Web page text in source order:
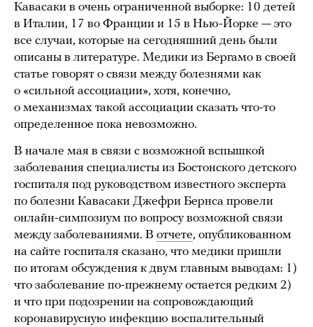
Кавасаки в очень ограниченной выборке: 10 детей
в Италии, 17 во Франции и 15 в Нью-Йорке — это
все случаи, которые на сегодняшний день были
описаны в литературе. Медики из Бергамо в своей
статье говорят о связи между болезнями как
о «сильной ассоциации», хотя, конечно,
о механизмах такой ассоциации сказать что-то
определенное пока невозможно.
В начале мая в связи с возможной вспышкой
заболевания специалисты из Бостонского детского
госпиталя под руководством известного эксперта
по болезни Кавасаки Джефри Бернса провели
онлайн-симпозиум по вопросу возможной связи
между заболеваниями. В отчете, опубликованном
на сайте госпиталя сказано, что медики пришли
по итогам обсуждения к двум главным выводам: 1)
что заболевание по-прежнему остается редким 2)
и что при подозрении на сопровождающий
коронавирусную инфекцию воспалительный